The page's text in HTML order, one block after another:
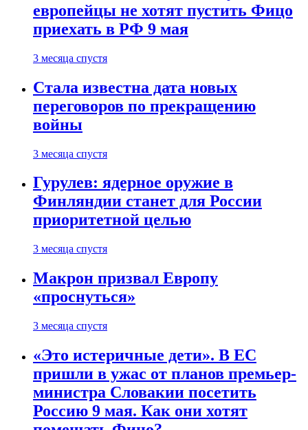
европейцы не хотят пустить Фицо
приехать в РФ 9 мая
3 месяца спустя
Стала известна дата новых
переговоров по прекращению
войны
3 месяца спустя
Гурулев: ядерное оружие в
Финляндии станет для России
приоритетной целью
3 месяца спустя
Макрон призвал Европу
«проснуться»
3 месяца спустя
«Это истеричные дети». В ЕС
пришли в ужас от планов премьер-
министра Словакии посетить
Россию 9 мая. Как они хотят